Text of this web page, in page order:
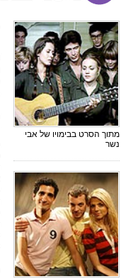
מתוך הסרט בבימויו של אבי
נשר